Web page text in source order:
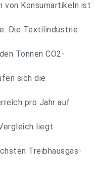
von Konsumartikeln ist
Die Textilindustrie
Tonnen CO2-
sich die
pro Jahr auf
liegt
Treibhausgas-